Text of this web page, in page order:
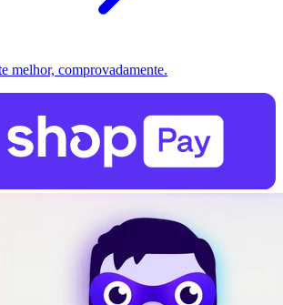
melhor, comprovadamente.